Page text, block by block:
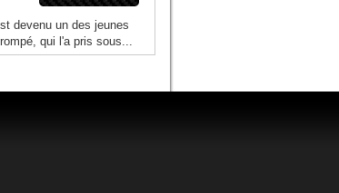
devenu un des jeunes
qui l'a pris sous...